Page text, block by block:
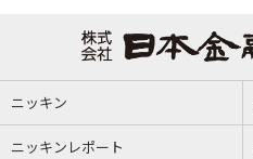
ニッキン
ニッキンレポート